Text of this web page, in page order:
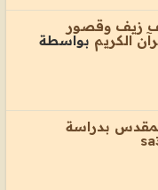
زيف وقصور
الكريم بواسطة
بدراسة